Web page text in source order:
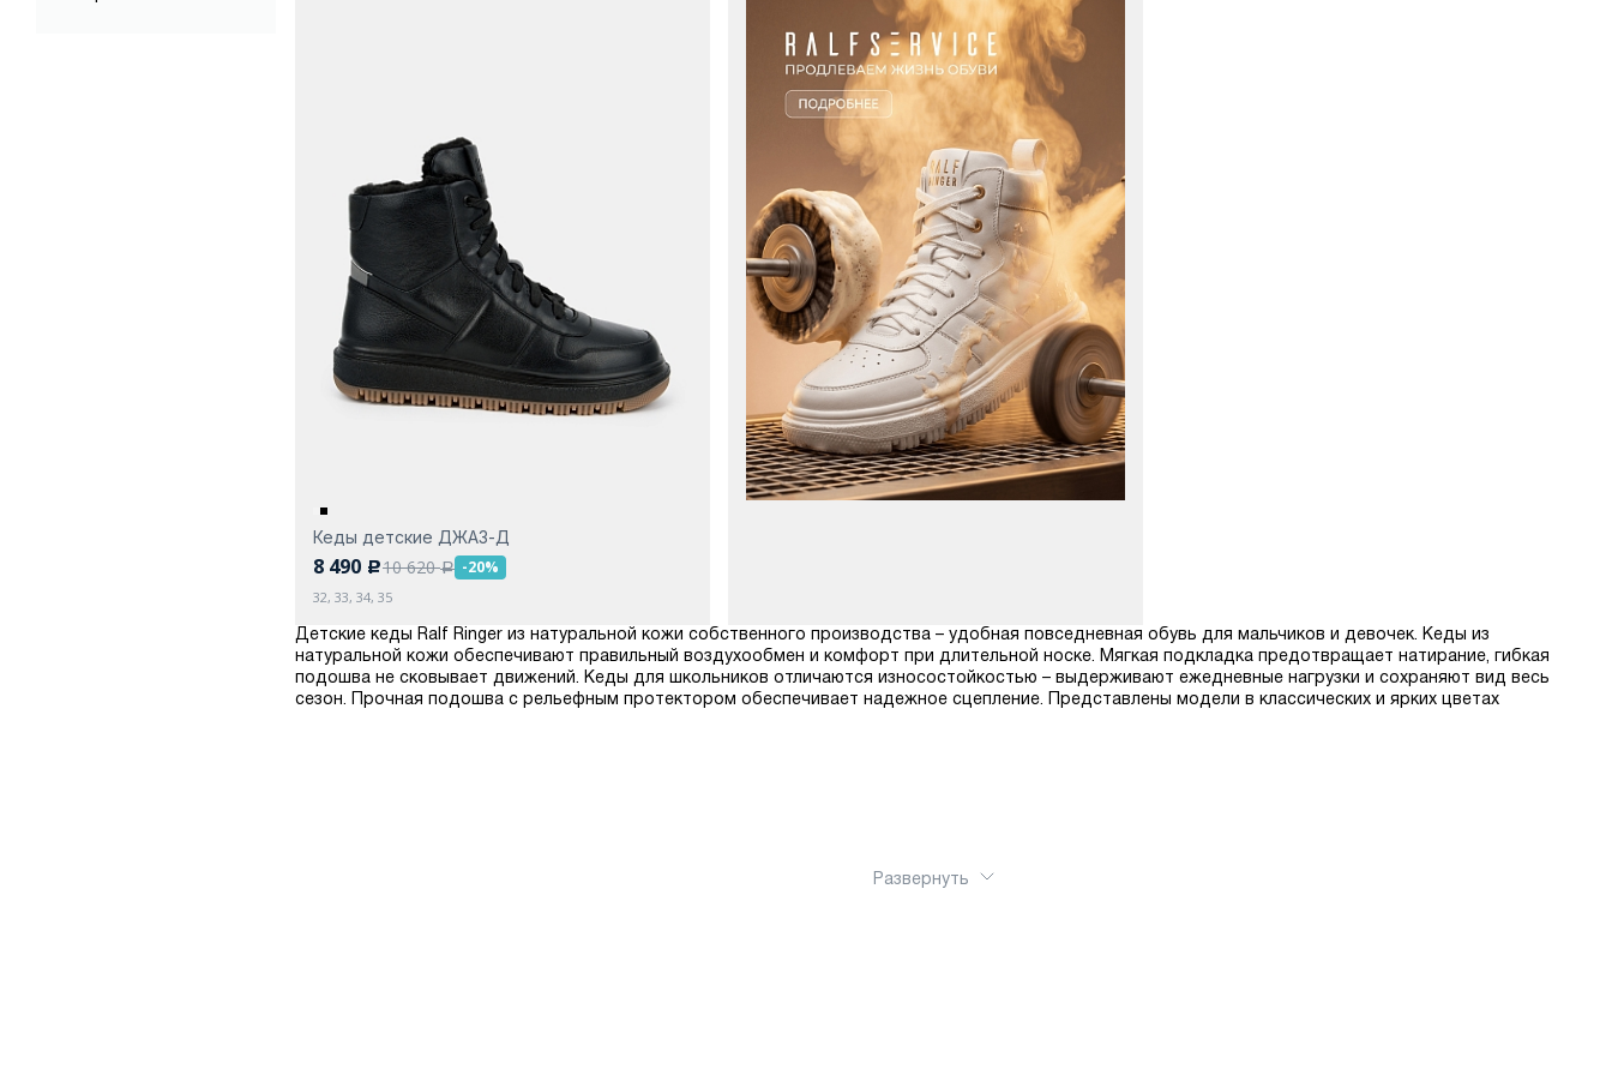
Кеды детские ДЖАЗ-Д
8 490 c10 620a -20%
32, 33, 34, 35
Детские кеды Ralf Ringer из натуральной кожи собственного производства – удобная повседневная обувь для мальчиков и девочек. Кеды из
натуральной кожи обеспечивают правильный воздухообмен и комфорт при длительной носке. Мягкая подкладка предотвращает натирание, гибкая
подошва не сковывает движений. Кеды для школьников отличаются износостойкостью – выдерживают ежедневные нагрузки и сохраняют вид весь
сезон. Прочная подошва с рельефным протектором обеспечивает надежное сцепление. Представлены модели в классических и ярких цветах
Развернуть